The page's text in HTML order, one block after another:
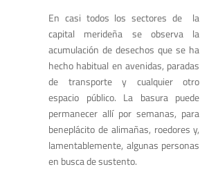
En casi todos los sectores de la
capital merideña se observa la
acumulación de desechos que se ha
hecho habitual en avenidas, paradas
de transporte y cualquier otro
espacio público. La basura puede
permanecer allí por semanas, para
beneplácito de alimañas, roedores y,
lamentablemente, algunas personas
en busca de sustento.